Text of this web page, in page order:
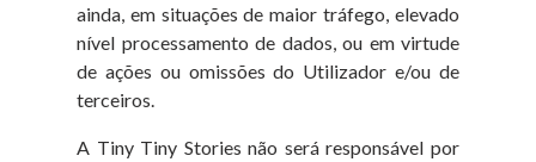
ainda, em situações de maior tráfego, elevado
nível processamento de dados, ou em virtude
de ações ou omissões do Utilizador e/ou de
terceiros.
A Tiny Tiny Stories não será responsável por